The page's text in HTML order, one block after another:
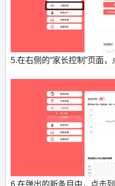
5.在右侧的“家长控制”页面，